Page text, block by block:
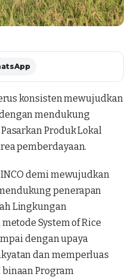
konsisten mewujudkan
mendukung
Produk Lokal
pemberdayaan.
INCO demi mewujudkan
penerapan
Lingkungan
System of Rice
dengan upaya
dan memperluas
Program